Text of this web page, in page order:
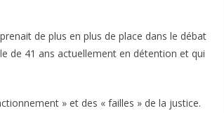
de plus en plus de place dans le débat
de 41 ans actuellement en détention et qui
» et des « failles » de la justice.